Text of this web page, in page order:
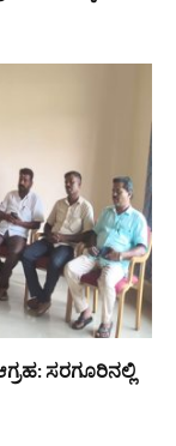
ಸರಗೂರಿನಲ್ಲಿ